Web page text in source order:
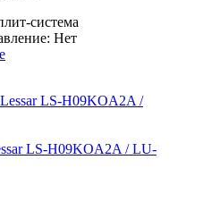
система
Нет
LS-H09KOA2A / LU-